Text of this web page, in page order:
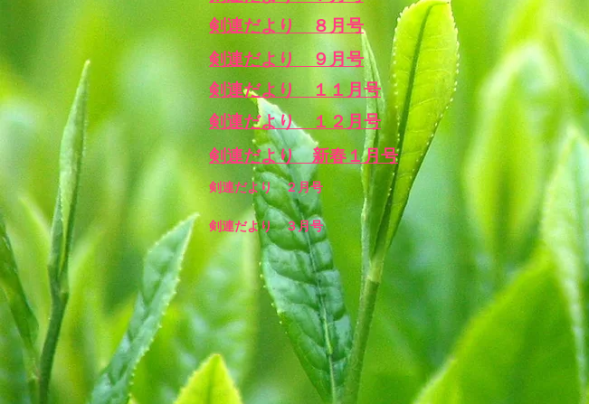
剣連だより ８月号
剣連だより ９月号
剣連だより １１月号
剣連だより １２月号
剣連だより 新春１月号
剣連だより ２月号
剣連だより ３月号